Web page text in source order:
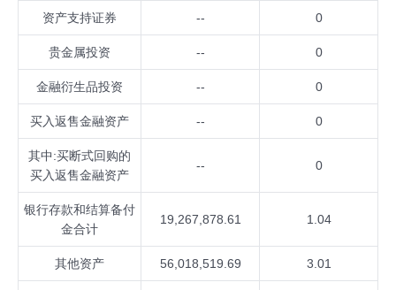
资产支持证券 -- 0
贵金属投资 -- 0
金融衍生品投资 -- 0
买入返售金融资产 -- 0
其中:买断式回购的
买入返售金融资产
-- 0
银行存款和结算备付
金合计
19,267,878.61 1.04
其他资产 56,018,519.69 3.01